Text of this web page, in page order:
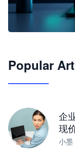
JimoClaw 桌
Popular
企
现
小墨